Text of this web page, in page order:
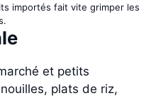
importés fait vite grimper les
et petits
plats de riz,